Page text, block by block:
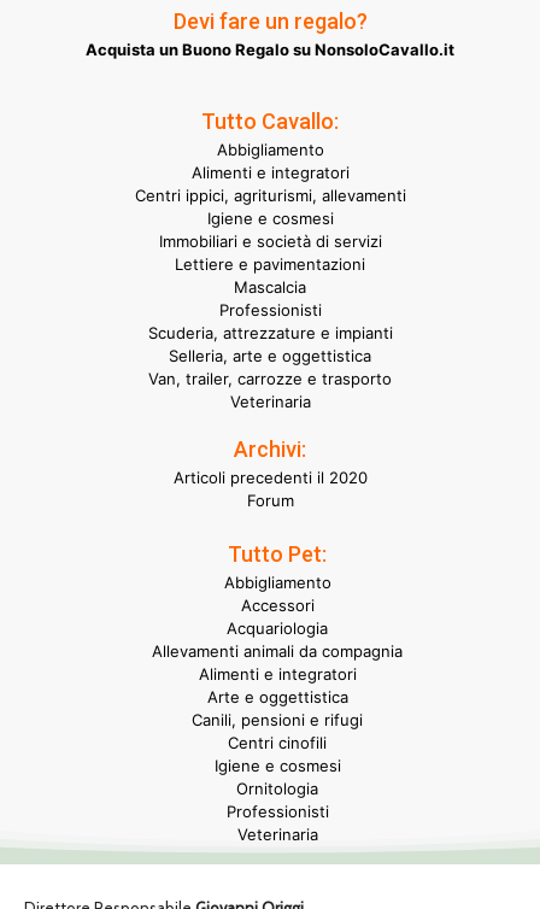
Devi fare un regalo?
Acquista un Buono Regalo su NonsoloCavallo.it
Tutto Cavallo:
Abbigliamento
Alimenti e integratori
Centri ippici, agriturismi, allevamenti
Igiene e cosmesi
Immobiliari e società di servizi
Lettiere e pavimentazioni
Mascalcia
Professionisti
Scuderia, attrezzature e impianti
Selleria, arte e oggettistica
Van, trailer, carrozze e trasporto
Veterinaria
Archivi:
Articoli precedenti il 2020
Forum
Tutto Pet:
Abbigliamento
Accessori
Acquariologia
Allevamenti animali da compagnia
Alimenti e integratori
Arte e oggettistica
Canili, pensioni e rifugi
Centri cinofili
Igiene e cosmesi
Ornitologia
Professionisti
Veterinaria